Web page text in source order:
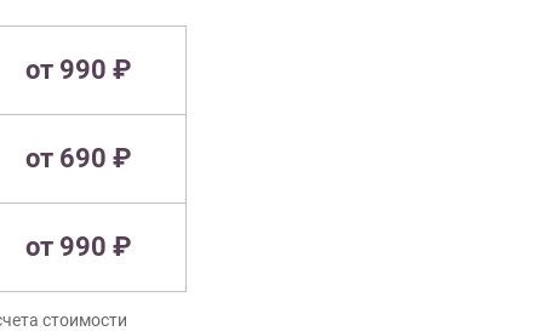
от 990 ₽
от 690 ₽
от 990 ₽
стоимости